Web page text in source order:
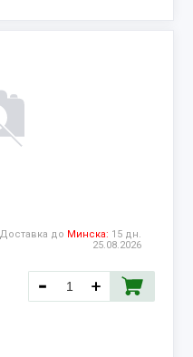
Доставка до Минска: 15 дн.
25.08.2026